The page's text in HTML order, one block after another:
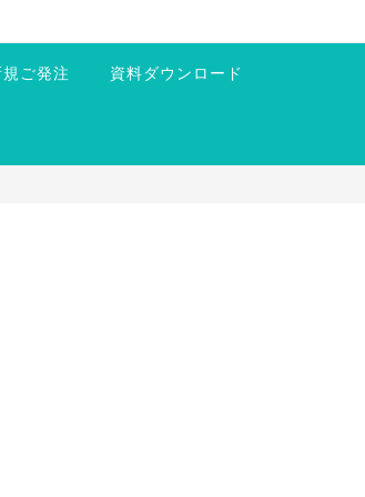
規ご発注 資料ダウンロード